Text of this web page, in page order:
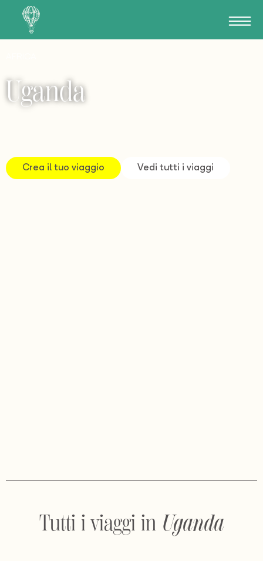
Uganda
Crea il tuo viaggio Vedi tutti i viaggi
Tutti i viaggi in Uganda